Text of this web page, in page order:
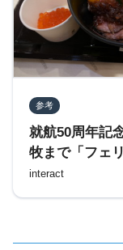
参考
就航50周年記
牧まで「フェ
のツーリスト
interact